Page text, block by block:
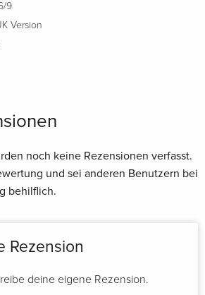
9
Version
noch keine Rezensionen verfasst.
und sei anderen Benutzern bei
behilflich.
Rezension
deine eigene Rezension.